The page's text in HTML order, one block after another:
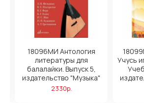
18096МИ Антология
литературы для
балалайки. Выпуск 5,
издательство "Музыка"
2330р.
Учусь